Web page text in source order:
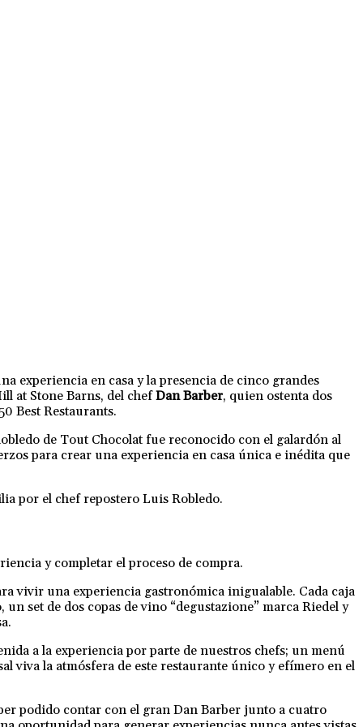
experiencia en casa y la presencia de cinco grandes
at Stone Barns, del chefDan Barber, quien ostenta dos
Best Restaurants.
de Tout Chocolat fue reconocido con el galardón al
para crear una experiencia en casa única e inédita que
por el chef repostero Luis Robledo.
y completar el proceso de compra.
vivir una experiencia gastronómica inigualable. Cada caja
set de dos copas de vino “degustazione” marca Riedel y
a la experiencia por parte de nuestros chefs; un menú
viva la atmósfera de este restaurante único y efímero en el
podido contar con el gran Dan Barber junto a cuatro